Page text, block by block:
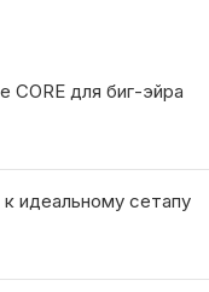
CORE для биг-эйра
идеальному сетапу